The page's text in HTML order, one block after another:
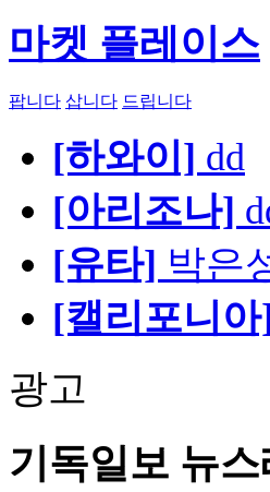
마켓 플레이스
팝니다 삽니다 드립니다
[하와이] dd
[아리조나]
[유타] 박은
[캘리포니아
광고
기독일보 뉴